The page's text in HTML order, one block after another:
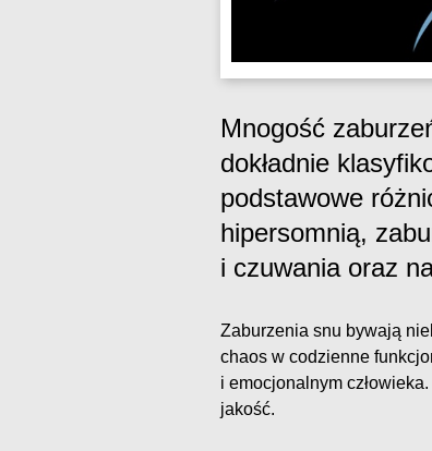
Mnogość
dokładnie
podstawowe
hipersomnią,
i czuwania oraz
Zaburzenia snu bywają
chaos w codzienne
i emocjonalnym
jakość.